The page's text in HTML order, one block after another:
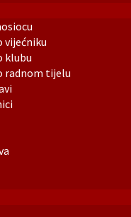
vijećniku
klubu
radnom tijelu